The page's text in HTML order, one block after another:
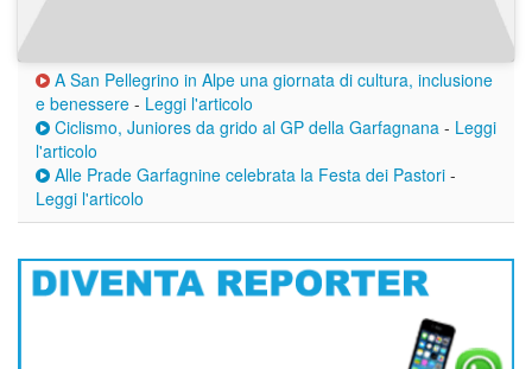
A San Pellegrino in Alpe una giornata di cultura, inclusione
e benessere - Leggi l'articolo
Ciclismo, Juniores da grido al GP della Garfagnana - Leggi
l'articolo
Alle Prade Garfagnine celebrata la Festa dei Pastori -
Leggi l'articolo